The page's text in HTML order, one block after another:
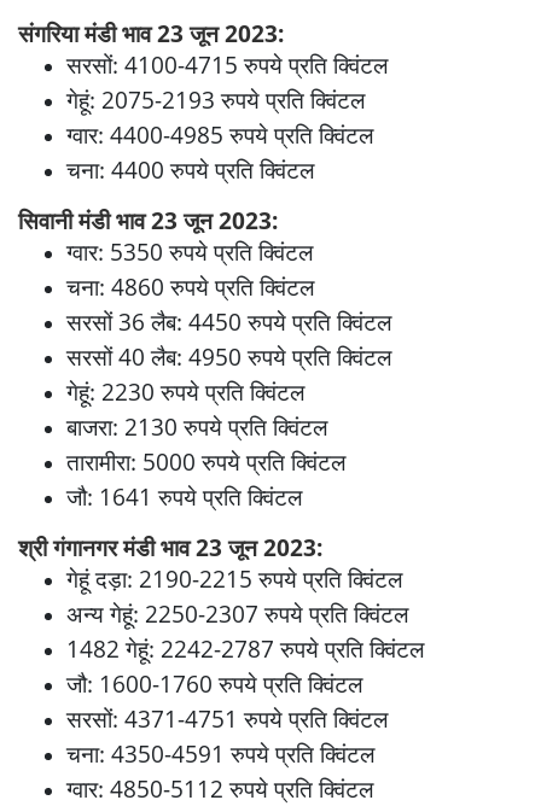
संगरिया मंडी भाव 23 जून 2023:
सरसों: 4100-4715 रुपये प्रति क्विंटल
गेहूं: 2075-2193 रुपये प्रति क्विंटल
ग्वार: 4400-4985 रुपये प्रति क्विंटल
चना: 4400 रुपये प्रति क्विंटल
सिवानी मंडी भाव 23 जून 2023:
ग्वार: 5350 रुपये प्रति क्विंटल
चना: 4860 रुपये प्रति क्विंटल
सरसों 36 लैब: 4450 रुपये प्रति क्विंटल
सरसों 40 लैब: 4950 रुपये प्रति क्विंटल
गेहूं: 2230 रुपये प्रति क्विंटल
बाजरा: 2130 रुपये प्रति क्विंटल
तारामीरा: 5000 रुपये प्रति क्विंटल
जौ: 1641 रुपये प्रति क्विंटल
श्री गंगानगर मंडी भाव 23 जून 2023:
गेहूं दड़ा: 2190-2215 रुपये प्रति क्विंटल
अन्य गेहूं: 2250-2307 रुपये प्रति क्विंटल
1482 गेहूं: 2242-2787 रुपये प्रति क्विंटल
जौ: 1600-1760 रुपये प्रति क्विंटल
सरसों: 4371-4751 रुपये प्रति क्विंटल
चना: 4350-4591 रुपये प्रति क्विंटल
ग्वार: 4850-5112 रुपये प्रति क्विंटल